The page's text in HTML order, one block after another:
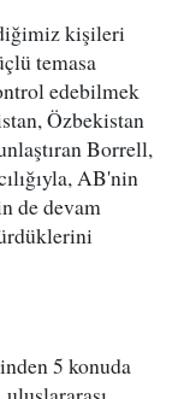
kişileri
temasa
edebilmek
Özbekistan
Borrell,
AB'nin
de devam
5 konuda